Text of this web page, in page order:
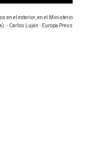
en el exterior, en el Ministerio
- Carlos Luján - Europa Press